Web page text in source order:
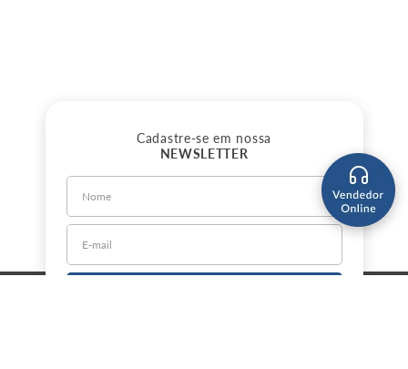
Cadastre-se em nossa
NEWSLETTER